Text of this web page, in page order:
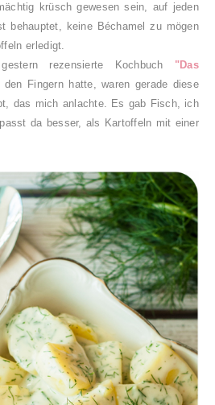
krüsch gewesen sein, auf jeden
behauptet, keine Béchamel zu mögen
erledigt.
rezensierte Kochbuch "Das
den Fingern hatte, waren gerade diese
das mich anlachte. Es gab Fisch, ich
da besser, als Kartoffeln mit einer